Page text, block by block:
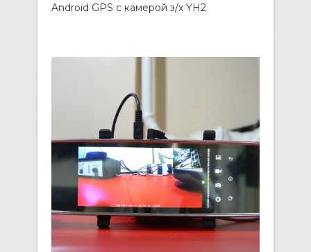
Android GPS с камерой з/х YH2